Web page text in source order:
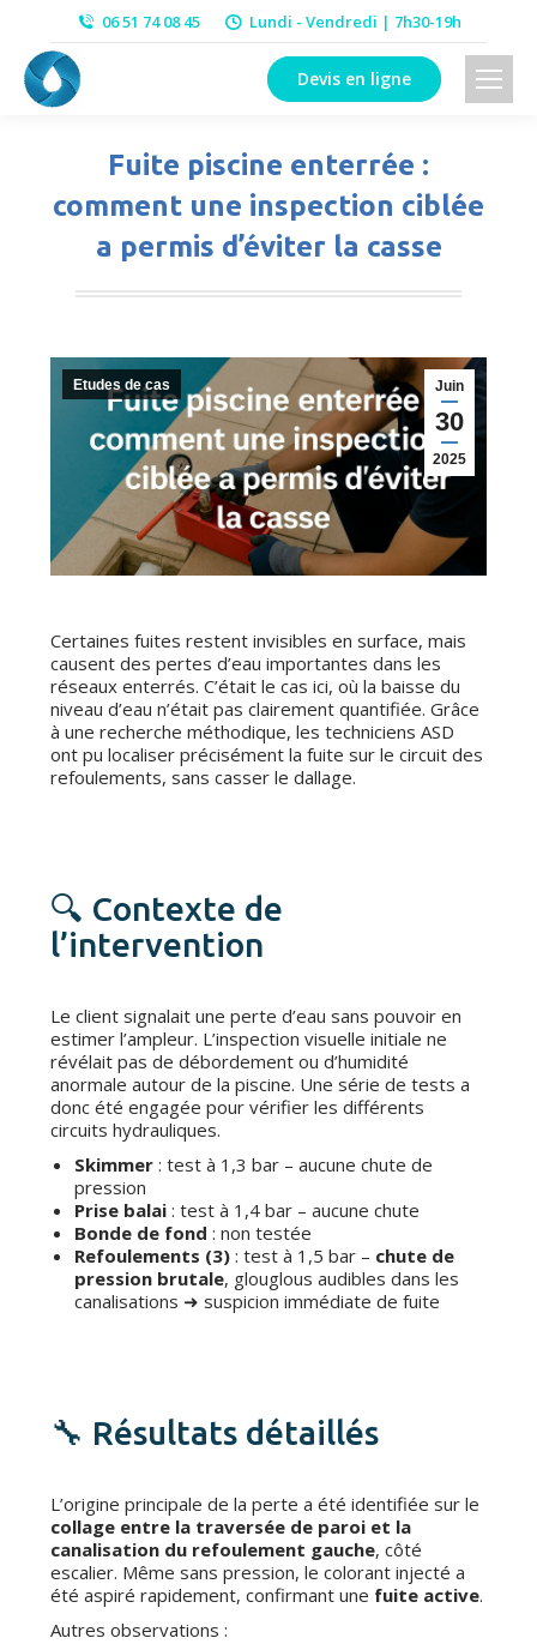
06 51 74 08 45 Lundi - Vendredi | 7h30-19h
Devis en ligne
Fuite piscine enterrée :
comment une inspection ciblée
a permis d’éviter la casse
Juin
30
2025
Etudes de cas
Certaines fuites restent invisibles en surface, mais
causent des pertes d’eau importantes dans les
réseaux enterrés. C’était le cas ici, où la baisse du
niveau d’eau n’était pas clairement quantifiée. Grâce
à une recherche méthodique, les techniciens ASD
ont pu localiser précisément la fuite sur le circuit des
refoulements, sans casser le dallage.
🔍 Contexte de
l’intervention
Le client signalait une perte d’eau sans pouvoir en
estimer l’ampleur. L’inspection visuelle initiale ne
révélait pas de débordement ou d’humidité
anormale autour de la piscine. Une série de tests a
donc été engagée pour vérifier les différents
circuits hydrauliques.
Skimmer : test à 1,3 bar – aucune chute de
pression
Prise balai : test à 1,4 bar – aucune chute
Bonde de fond : non testée
Refoulements (3) : test à 1,5 bar – chute de
pression brutale, glouglous audibles dans les
canalisations ➜ suspicion immédiate de fuite
🔧 Résultats détaillés
L’origine principale de la perte a été identifiée sur le
collage entre la traversée de paroi et la
canalisation du refoulement gauche, côté
escalier. Même sans pression, le colorant injecté a
été aspiré rapidement, confirmant une fuite active.
Autres observations :